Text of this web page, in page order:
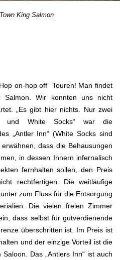
King Salmon
on-hop off” Touren! Man findet
Wir konnten uns nicht
„Es gibt hier nichts. Nur zwei
und White Socks“ war die
„Antler Inn“ (White Socks sind
dass die Behausungen
in dessen Innern infernalisch
fernhalten sollen, den Preis
rechtfertigen. Die weitläufige
zum Fluss für die Entsorgung
Die vielen freien Zimmer
dass selbst für gutverdienende
überschritten ist. Im Preis ist
und der einzige Vorteil ist die
Das „Antlers Inn“ ist auch